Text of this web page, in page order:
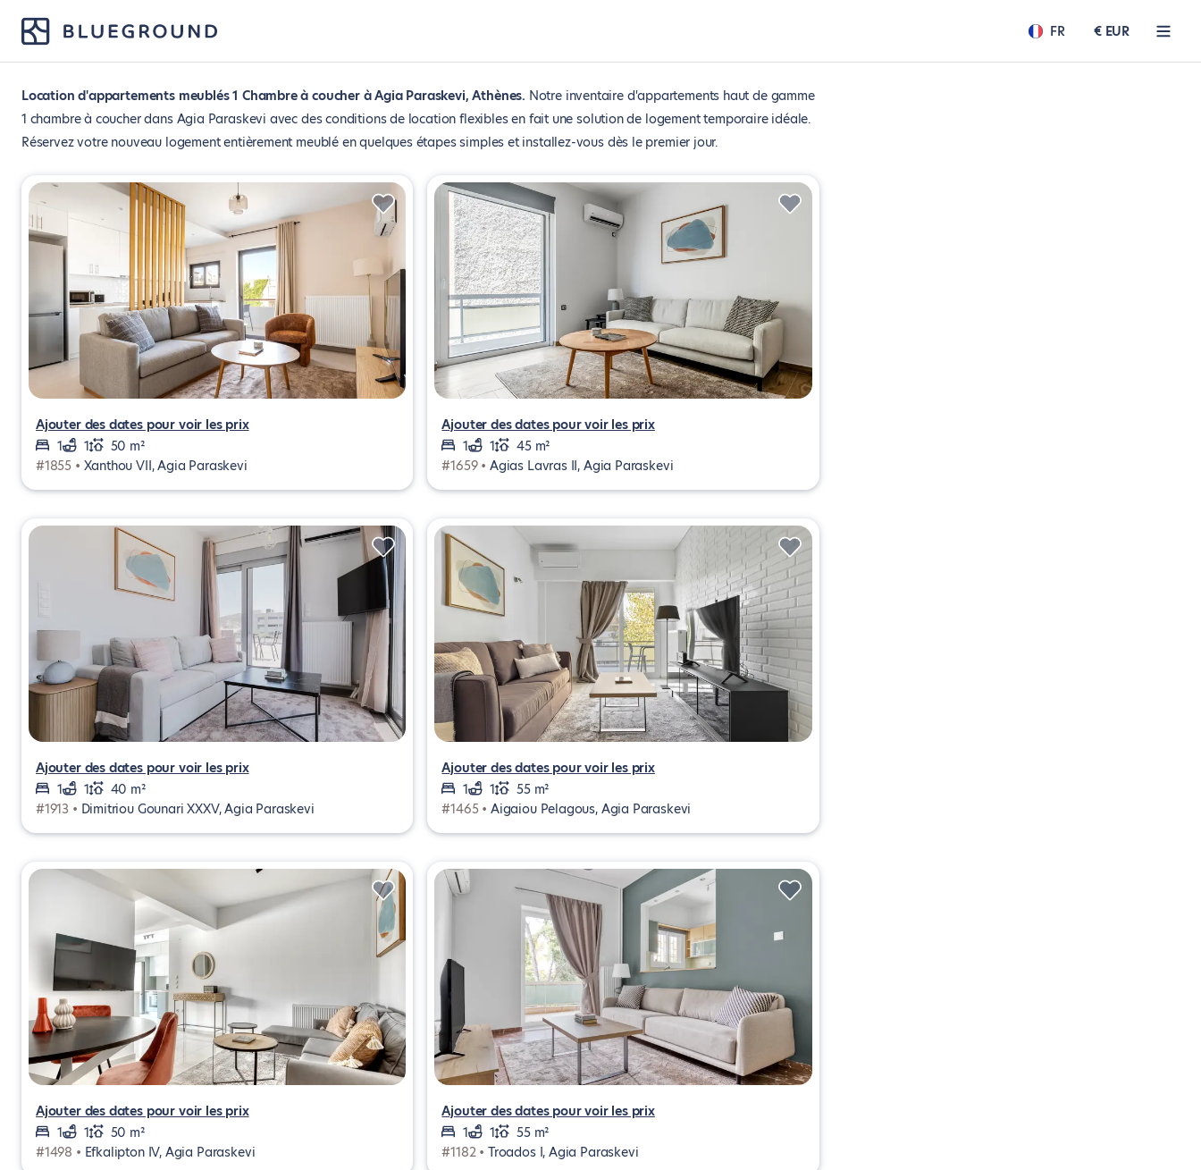
FR € EUR
Location d'appartements meublés 1 Chambre à coucher à Agia Paraskevi, Athènes Notre inventaire d'appartements haut de gamme
1 chambre à coucher dans Agia Paraskevi avec des conditions de location flexibles en fait une solution de logement temporaire idéale.
Réservez votre nouveau logement entièrement meublé en quelques étapes simples et installez-vous dès le premier jour.
Ajouter des dates pour voir les prix
1
1
50 m²
#1855 • Xanthou VII, Agia Paraskevi
Ajouter des dates pour voir les prix
1
1
45 m²
#1659 • Agias Lavras ΙΙ, Agia Paraskevi
Ajouter des dates pour voir les prix
1
1
40 m²
#1913 • Dimitriou Gounari XXXV, Agia Paraskevi
Ajouter des dates pour voir les prix
1
1
55 m²
#1465 • Aigaiou Pelagous, Agia Paraskevi
Ajouter des dates pour voir les prix
1
1
50 m²
#1498 • Efkalipton IV, Agia Paraskevi
Ajouter des dates pour voir les prix
1
1
55 m²
#1182 • Troados Ι, Agia Paraskevi